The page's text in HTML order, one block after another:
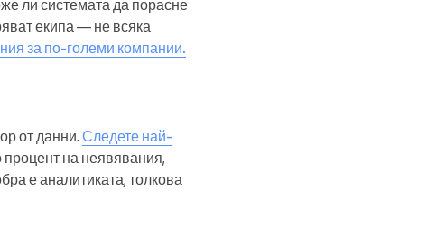
ли системата да порасне
екипа — не всяка
за по-големи компании.
от данни. Следете най-
на неявявания,
е аналитиката, толкова